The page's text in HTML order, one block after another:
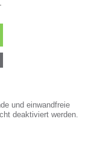
aus der